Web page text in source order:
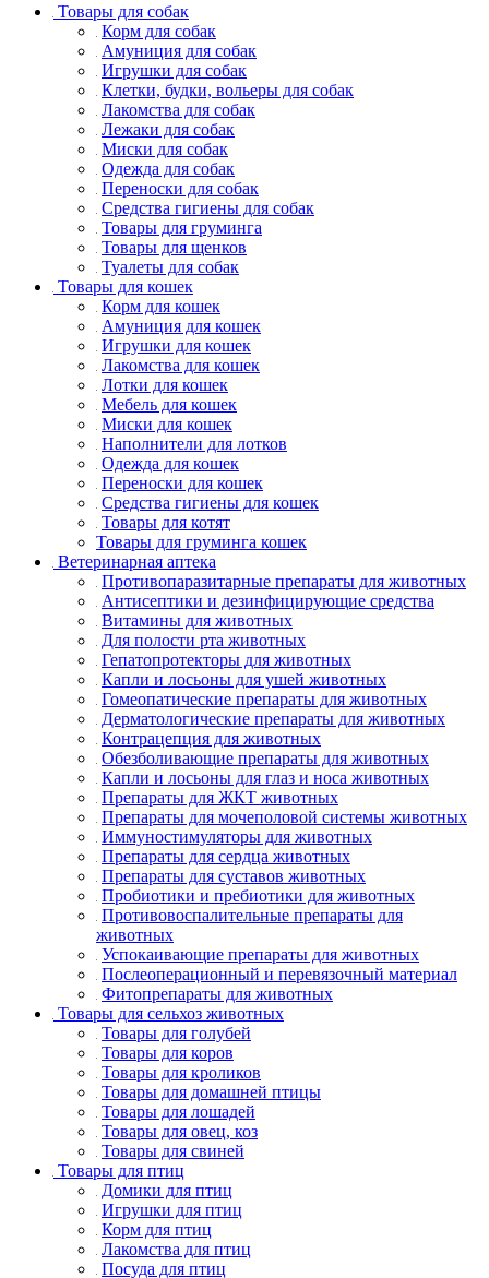
Товары для собак
Корм для собак
Амуниция для собак
Игрушки для собак
Клетки, будки, вольеры для собак
Лакомства для собак
Лежаки для собак
Миски для собак
Одежда для собак
Переноски для собак
Средства гигиены для собак
Товары для груминга
Товары для щенков
Туалеты для собак
Товары для кошек
Корм для кошек
Амуниция для кошек
Игрушки для кошек
Лакомства для кошек
Лотки для кошек
Мебель для кошек
Миски для кошек
Наполнители для лотков
Одежда для кошек
Переноски для кошек
Средства гигиены для кошек
Товары для котят
Товары для груминга кошек
Ветеринарная аптека
Противопаразитарные препараты для животных
Антисептики и дезинфицирующие средства
Витамины для животных
Для полости рта животных
Гепатопротекторы для животных
Капли и лосьоны для ушей животных
Гомеопатические препараты для животных
Дерматологические препараты для животных
Контрацепция для животных
Обезболивающие препараты для животных
Капли и лосьоны для глаз и носа животных
Препараты для ЖКТ животных
Препараты для мочеполовой системы животных
Иммуностимуляторы для животных
Препараты для сердца животных
Препараты для суставов животных
Пробиотики и пребиотики для животных
Противовоспалительные препараты для
животных
Успокаивающие препараты для животных
Послеоперационный и перевязочный материал
Фитопрепараты для животных
Товары для сельхоз животных
Товары для голубей
Товары для коров
Товары для кроликов
Товары для домашней птицы
Товары для лошадей
Товары для овец, коз
Товары для свиней
Товары для птиц
Домики для птиц
Игрушки для птиц
Корм для птиц
Лакомства для птиц
Посуда для птиц